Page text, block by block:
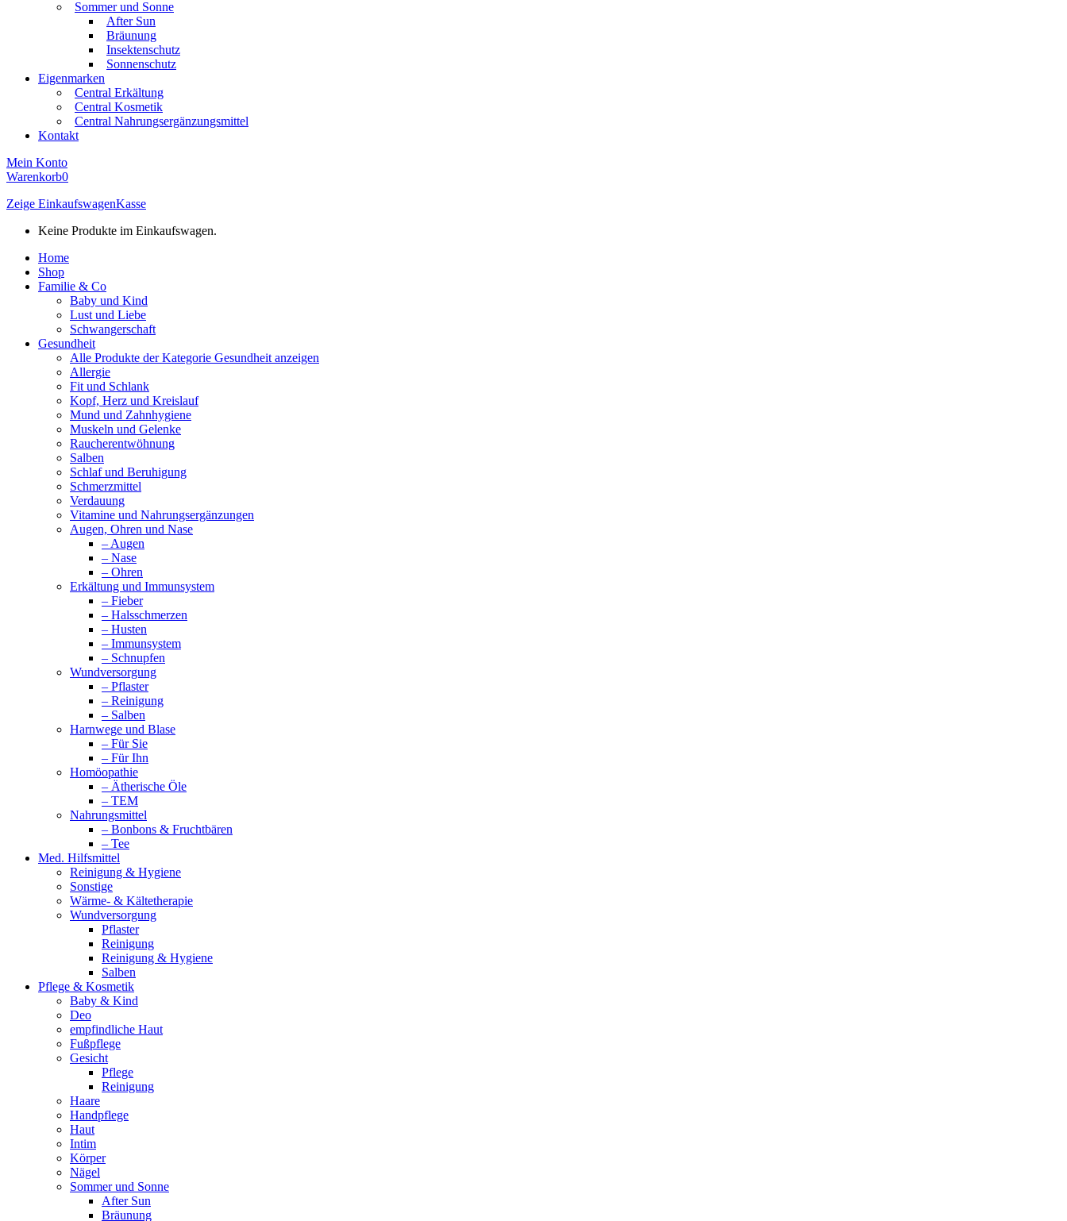
Sommer und Sonne
After Sun
Bräunung
Insektenschutz
Sonnenschutz
Eigenmarken
Central Erkältung
Central Kosmetik
Central Nahrungsergänzungsmittel
Kontakt
Mein Konto
Warenkorb0
Zeige EinkaufswagenKasse
Keine Produkte im Einkaufswagen.
Home
Shop
Familie & Co
Baby und Kind
Lust und Liebe
Schwangerschaft
Gesundheit
Alle Produkte der Kategorie Gesundheit anzeigen
Allergie
Fit und Schlank
Kopf, Herz und Kreislauf
Mund und Zahnhygiene
Muskeln und Gelenke
Raucherentwöhnung
Salben
Schlaf und Beruhigung
Schmerzmittel
Verdauung
Vitamine und Nahrungsergänzungen
Augen, Ohren und Nase
– Augen
– Nase
– Ohren
Erkältung und Immunsystem
– Fieber
– Halsschmerzen
– Husten
– Immunsystem
– Schnupfen
Wundversorgung
– Pflaster
– Reinigung
– Salben
Harnwege und Blase
– Für Sie
– Für Ihn
Homöopathie
– Ätherische Öle
– TEM
Nahrungsmittel
– Bonbons & Fruchtbären
– Tee
Med. Hilfsmittel
Reinigung & Hygiene
Sonstige
Wärme- & Kältetherapie
Wundversorgung
Pflaster
Reinigung
Reinigung & Hygiene
Salben
Pflege & Kosmetik
Baby & Kind
Deo
empfindliche Haut
Fußpflege
Gesicht
Pflege
Reinigung
Haare
Handpflege
Haut
Intim
Körper
Nägel
Sommer und Sonne
After Sun
Bräunung